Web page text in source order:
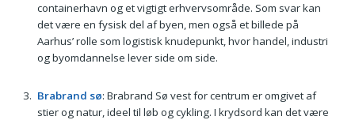
containerhavn og et vigtigt erhvervsområde. Som svar kan
det være en fysisk del af byen, men også et billede på
Aarhus’ rolle som logistisk knudepunkt, hvor handel, industri
og byomdannelse lever side om side.
Brabrand sø: Brabrand Sø vest for centrum er omgivet af
stier og natur, ideel til løb og cykling. I krydsord kan det være